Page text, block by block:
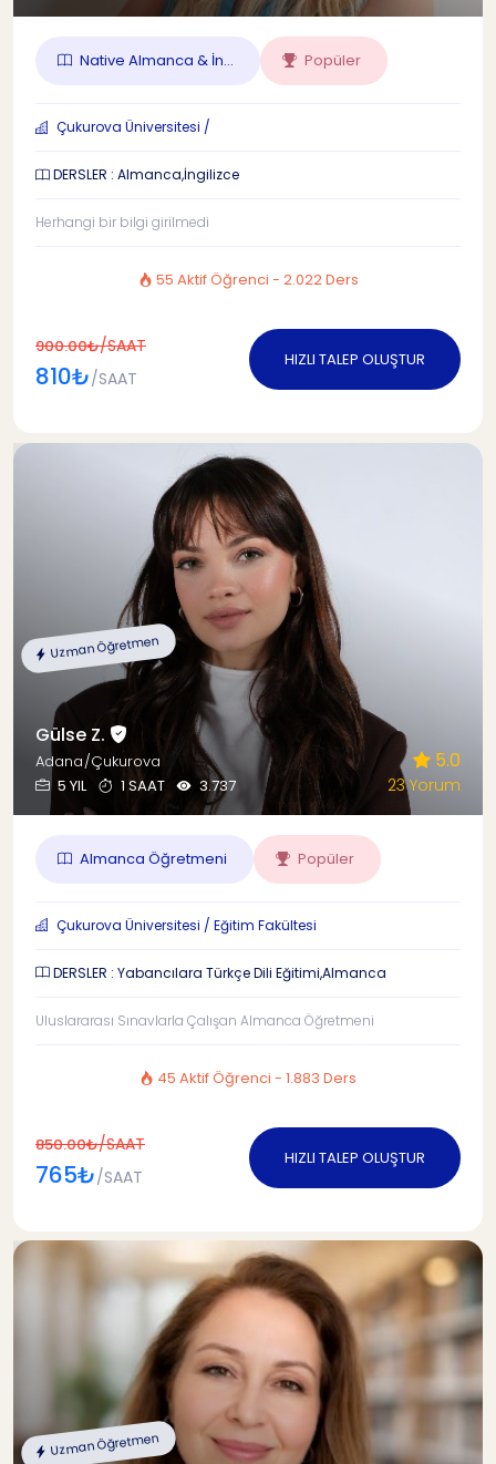
Native Almanca & İn... Popüler
Çukurova Üniversitesi /
DERSLER : Almanca,İngilizce
Herhangi bir bilgi girilmedi
55 Aktif Öğrenci - 2.022 Ders
900.00₺/SAAT
810₺/SAAT
HIZLI TALEP OLUŞTUR
Uzman Öğretmen
Gülse Z.
Adana/Çukurova
5 YIL
1 SAAT 3.737
5.0
23 Yorum
Almanca Öğretmeni Popüler
Çukurova Üniversitesi / Eğitim Fakültesi
DERSLER : Yabancılara Türkçe Dili Eğitimi,Almanca
Uluslararası Sınavlarla Çalışan Almanca Öğretmeni
45 Aktif Öğrenci - 1.883 Ders
850.00₺/SAAT
765₺/SAAT
HIZLI TALEP OLUŞTUR
Uzman Öğretmen